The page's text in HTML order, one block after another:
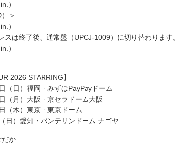
）
＞
）
スは終了後、通常盤（UPCJ-1009）に切り替わります。
）
2026 STARRING】
（日）福岡・みずほPayPayドーム
（月）大阪・京セラドーム大阪
（木）東京・東京ドーム
日）愛知・バンテリンドーム ナゴヤ
だか